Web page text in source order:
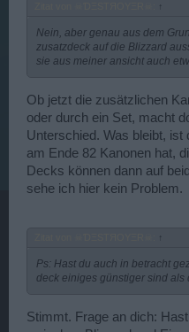
↑
Nein, aber genau aus dem
zusatzdeck auf die Blizzard
sie aus meiner ansicht auch
Ob jetzt die zusätzlichen
oder durch ein Set, macht
Unterschied. Was bleibt, ist
am Ende 82 Kanonen hat,
Decks können dann auf
sehe ich hier kein Problem.
↑
Ps: Hast du auch in betracht
deck einiges günstiger sind
Stimmt. Frage an dich: